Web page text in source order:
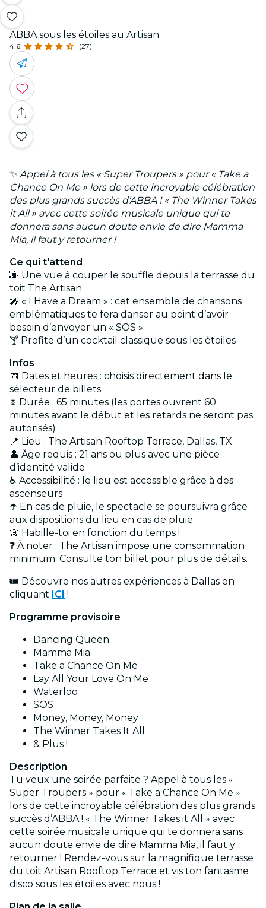
ABBA sous les étoiles au Artisan
4.6 (27)
✨ Appel à tous les « Super Troupers » pour « Take a
Chance On Me » lors de cette incroyable célébration
des plus grands succès d’ABBA ! « The Winner Takes
it All » avec cette soirée musicale unique qui te
donnera sans aucun doute envie de dire Mamma
Mia, il faut y retourner !
Ce qui t'attend
🌆 Une vue à couper le souffle depuis la terrasse du
toit The Artisan
🎤 « I Have a Dream » : cet ensemble de chansons
emblématiques te fera danser au point d’avoir
besoin d’envoyer un « SOS »
🍸 Profite d’un cocktail classique sous les étoiles
Infos
📅 Dates et heures : choisis directement dans le
sélecteur de billets
⏳ Durée : 65 minutes (les portes ouvrent 60
minutes avant le début et les retards ne seront pas
autorisés)
📍 Lieu : The Artisan Rooftop Terrace, Dallas, TX
👤 Âge requis : 21 ans ou plus avec une pièce
d’identité valide
♿ Accessibilité : le lieu est accessible grâce à des
ascenseurs
☂️ En cas de pluie, le spectacle se poursuivra grâce
aux dispositions du lieu en cas de pluie
👗 Habille-toi en fonction du temps !
❓ À noter : The Artisan impose une consommation
minimum. Consulte ton billet pour plus de détails.
🎟️ Découvre nos autres expériences à Dallas en
cliquant ICI !
Programme provisoire
Dancing Queen
Mamma Mia
Take a Chance On Me
Lay All Your Love On Me
Waterloo
SOS
Money, Money, Money
The Winner Takes It All
& Plus !
Description
Tu veux une soirée parfaite ? Appel à tous les «
Super Troupers » pour « Take a Chance On Me »
lors de cette incroyable célébration des plus grands
succès d’ABBA ! « The Winner Takes it All » avec
cette soirée musicale unique qui te donnera sans
aucun doute envie de dire Mamma Mia, il faut y
retourner ! Rendez-vous sur la magnifique terrasse
du toit Artisan Rooftop Terrace et vis ton fantasme
disco sous les étoiles avec nous !